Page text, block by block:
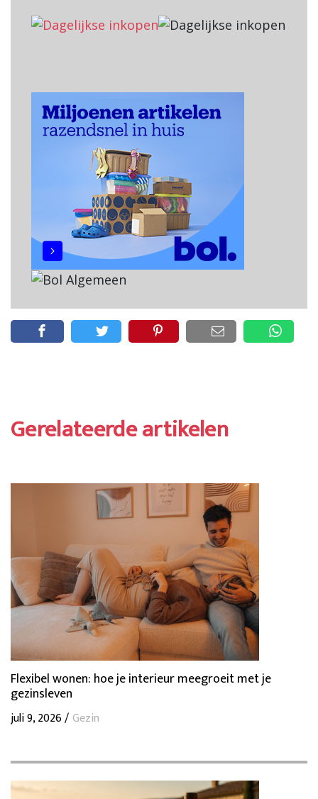
Gerelateerde artikelen
Flexibel wonen: hoe je interieur meegroeit met je
gezinsleven
juli 9, 2026 /Gezin